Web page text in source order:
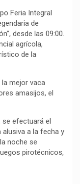
Feria Integral
de
desde las 09:00.
agrícola,
de la
mejor vaca
amasijos, el
se efectuará el
a la fecha y
noche se
pirotécnicos,